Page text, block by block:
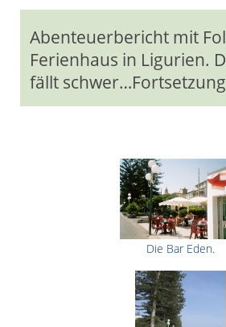
Abenteuerbericht mit
Ferienhaus in Ligurien.
fällt schwer…Fortsetzung
Die Bar Eden.